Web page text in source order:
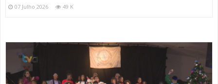
07 Julho 2026 49 K